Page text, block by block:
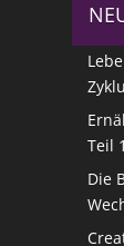
Teil
Die